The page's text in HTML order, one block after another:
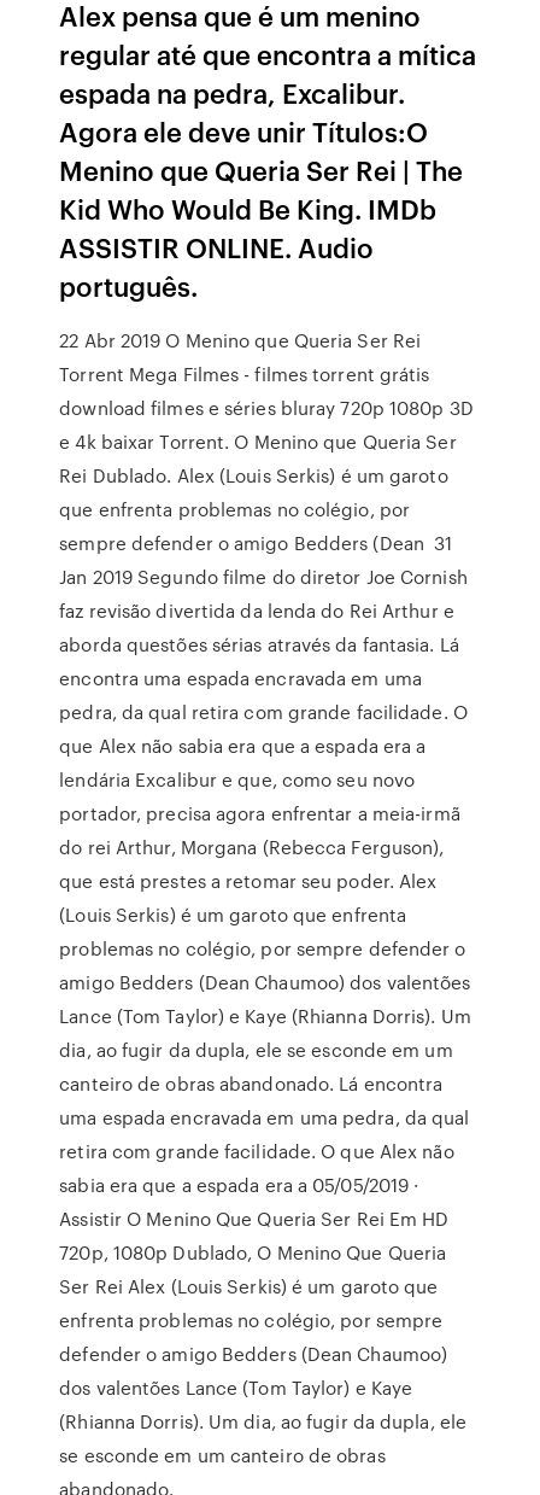
Alex pensa que é um menino
regular até que encontra a mítica
espada na pedra, Excalibur.
Agora ele deve unir Títulos:O
Menino que Queria Ser Rei | The
Kid Who Would Be King. IMDb
ASSISTIR ONLINE. Audio
português.
22 Abr 2019 O Menino que Queria Ser Rei
Torrent Mega Filmes - filmes torrent grátis
download filmes e séries bluray 720p 1080p 3D
e 4k baixar Torrent. O Menino que Queria Ser
Rei Dublado. Alex (Louis Serkis) é um garoto
que enfrenta problemas no colégio, por
sempre defender o amigo Bedders (Dean 31
Jan 2019 Segundo filme do diretor Joe Cornish
faz revisão divertida da lenda do Rei Arthur e
aborda questões sérias através da fantasia. Lá
encontra uma espada encravada em uma
pedra, da qual retira com grande facilidade. O
que Alex não sabia era que a espada era a
lendária Excalibur e que, como seu novo
portador, precisa agora enfrentar a meia-irmã
do rei Arthur, Morgana (Rebecca Ferguson),
que está prestes a retomar seu poder. Alex
(Louis Serkis) é um garoto que enfrenta
problemas no colégio, por sempre defender o
amigo Bedders (Dean Chaumoo) dos valentões
Lance (Tom Taylor) e Kaye (Rhianna Dorris). Um
dia, ao fugir da dupla, ele se esconde em um
canteiro de obras abandonado. Lá encontra
uma espada encravada em uma pedra, da qual
retira com grande facilidade. O que Alex não
sabia era que a espada era a 05/05/2019 ·
Assistir O Menino Que Queria Ser Rei Em HD
720p, 1080p Dublado, O Menino Que Queria
Ser Rei Alex (Louis Serkis) é um garoto que
enfrenta problemas no colégio, por sempre
defender o amigo Bedders (Dean Chaumoo)
dos valentões Lance (Tom Taylor) e Kaye
(Rhianna Dorris). Um dia, ao fugir da dupla, ele
se esconde em um canteiro de obras
abandonado.